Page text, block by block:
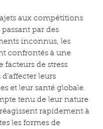
aux compétitions
par des
inconnus, les
confrontés à une
facteurs de stress
d'affecter leurs
et leur santé globale.
tenu de leur nature
rapidement à
les formes de